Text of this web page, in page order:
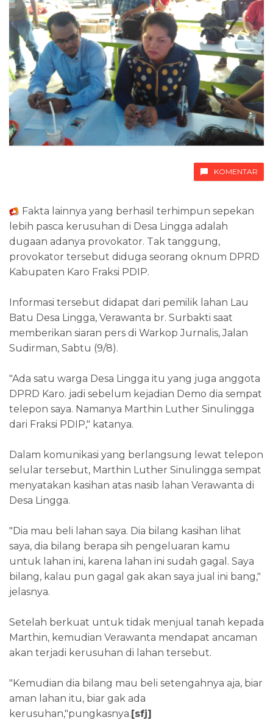
KOMENTAR
Fakta lainnya yang berhasil terhimpun sepekan
lebih pasca kerusuhan di Desa Lingga adalah
dugaan adanya provokator. Tak tanggung,
provokator tersebut diduga seorang oknum DPRD
Kabupaten Karo Fraksi PDIP.
Informasi tersebut didapat dari pemilik lahan Lau
Batu Desa Lingga, Verawanta br. Surbakti saat
memberikan siaran pers di Warkop Jurnalis, Jalan
Sudirman, Sabtu (9/8).
"Ada satu warga Desa Lingga itu yang juga anggota
DPRD Karo. jadi sebelum kejadian Demo dia sempat
telepon saya. Namanya Marthin Luther Sinulingga
dari Fraksi PDIP," katanya.
Dalam komunikasi yang berlangsung lewat telepon
selular tersebut, Marthin Luther Sinulingga sempat
menyatakan kasihan atas nasib lahan Verawanta di
Desa Lingga.
"Dia mau beli lahan saya. Dia bilang kasihan lihat
saya, dia bilang berapa sih pengeluaran kamu
untuk lahan ini, karena lahan ini sudah gagal. Saya
bilang, kalau pun gagal gak akan saya jual ini bang,"
jelasnya.
Setelah berkuat untuk tidak menjual tanah kepada
Marthin, kemudian Verawanta mendapat ancaman
akan terjadi kerusuhan di lahan tersebut.
"Kemudian dia bilang mau beli setengahnya aja, biar
aman lahan itu, biar gak ada
kerusuhan,"pungkasnya.[sfj]